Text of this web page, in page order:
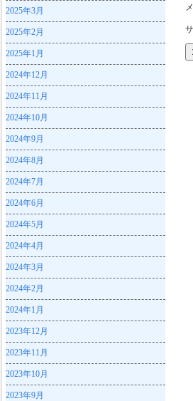
2025年3月
2025年2月
2025年1月
2024年12月
2024年11月
2024年10月
2024年9月
2024年8月
2024年7月
2024年6月
2024年5月
2024年4月
2024年3月
2024年2月
2024年1月
2023年12月
2023年11月
2023年10月
2023年9月